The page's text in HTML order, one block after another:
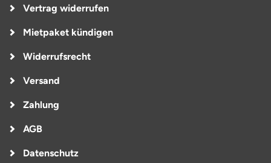
Vertrag widerrufen
Mietpaket kündigen
Widerrufsrecht
Versand
Zahlung
AGB
Datenschutz